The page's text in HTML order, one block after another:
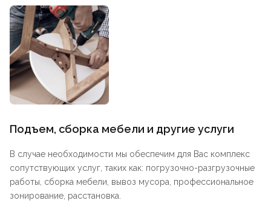
Подъем, сборка мебели и другие услуги
В случае необходимости мы обеспечим для Вас комплекс
сопутствующих услуг, таких как: погрузочно-разгрузочные
работы, сборка мебели, вывоз мусора, профессиональное
зонирование, расстановка.